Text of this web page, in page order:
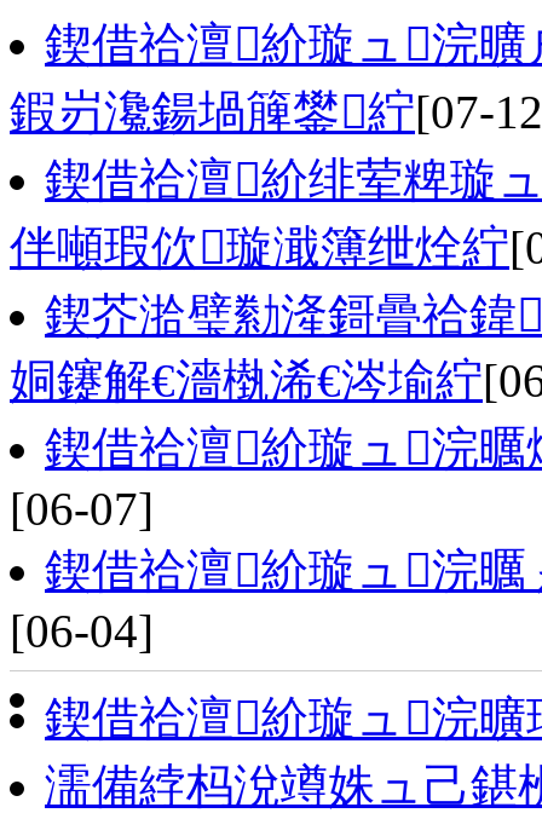
鍥借祫澶紒璇ュ浣
鍜岃瀺鍚堝簲鐢紵[07-
鍥借祫澶紒绯荤粺璇
伴噸瑕佽璇濈簿绁烇紵
鍥芥湁璧勬湰鎶曡祫鍏
姛鑳解€濇槸浠€涔堬紵
鍥借祫澶紒璇ュ浣
[06-07]
鍥借祫澶紒璇ュ浣
[06-04]
鍥借祫澶紒璇ュ浣
濡備綍杩涗竴姝ュ己鍖